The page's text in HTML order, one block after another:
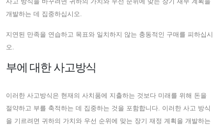
개발하는 데 집중하십시오.
지연된 만족을 연습하고 목표와 일치하지 않는 충동적인 구매를 피하십시
오.
부에 대한 사고방식
이러한 사고방식은 현재의 사치품에 지출하는 것보다 미래를 위해 돈을
절약하고 부를 축적하는 데 집중하는 것을 포함합니다. 이러한 사고 방식
을 기르려면 귀하의 가치와 우선 순위에 맞는 장기 재정 계획을 개발하는